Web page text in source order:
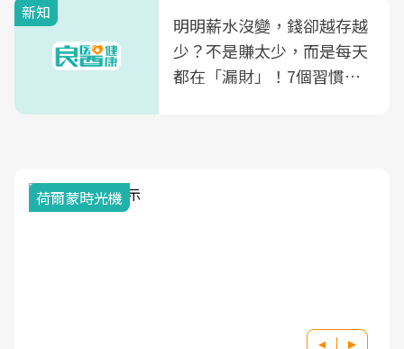
新知
明明薪水沒變，錢卻越存越
少？不是賺太少，而是每天
都在「漏財」！7個習慣一
荷爾蒙時光機